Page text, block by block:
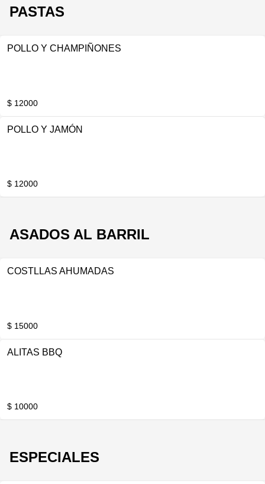
PASTAS
POLLO Y CHAMPIÑONES
$ 12000
POLLO Y JAMÓN
$ 12000
ASADOS AL BARRIL
COSTLLAS AHUMADAS
$ 15000
ALITAS BBQ
$ 10000
ESPECIALES